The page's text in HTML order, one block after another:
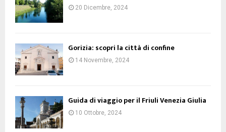
20 Dicembre, 2024
Gorizia: scopri la città di confine
14 Novembre, 2024
Guida di viaggio per il Friuli Venezia Giulia
10 Ottobre, 2024